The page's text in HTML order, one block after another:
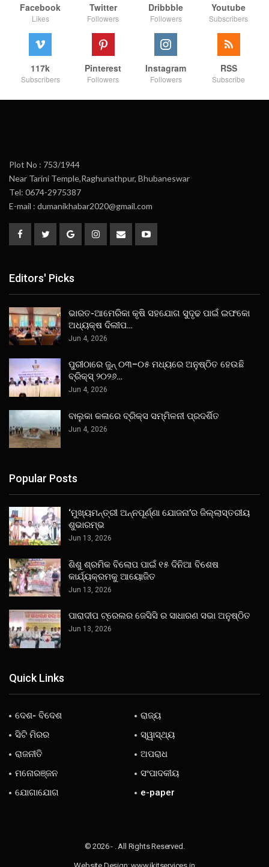
Facebook
Likes
Twitter
Followers
Dribbble
Followers
Youtube
Subscribers
117k
Subscribers
Pinterest
Followers
Instagram
Followers
RSS
Subscribe
Plot No : 753/1944
Near Tarini Temple,Raghunathpur, Bhubaneswar
Tel: 0674-2975387
E-mail : dumanikhabar2020@gmail.com
Editors' Picks
ଭାରତ-ଆମେରିକା କୃଷି ସହଯୋଗ ସୁଦୃଢ ପାଇଁ ଇଫକୋ
ଅଧ୍ୟକ୍ଷ ଦିଲୀପ…
Jun 4, 2026
ପୁରୀଠାରେ ଜୁନ୍ ୦୩–୦୫ ମଧ୍ୟରେ ଅନୁଷ୍ଠିତ ହେଉଛି
ବ୍ରିକ୍ସ୍ ୨୦୨୬…
Jun 4, 2026
ବାଲୁକା କଳାରେ ବ୍ରିକ୍ସ ସମ୍ମିଳନୀ ପ୍ରଦର୍ଶିତ
Jun 4, 2026
Popular Posts
‘ମୁଖ୍ୟମନ୍ତ୍ରୀ ଅନ୍ନପୂର୍ଣ୍ଣା ଯୋଜନା’ର ଜିଲ୍ଲାସ୍ତରୀୟ
ଶୁଭାରମ୍ଭ
Jun 13, 2026
ଶିଶୁ ଶ୍ରମିକ ବିଲୋପ ପାଇଁ ୧୫ ଦିନିଆ ବିଶେଷ
କାର୍ଯ୍ୟକ୍ରମକୁ ଆୟୋଜିତ
Jun 13, 2026
ପାରାଦୀପ ଟ୍ରେଲର ଜେସିସି ର ସାଧାରଣ ସଭା ଅନୁଷ୍ଠିତ
Jun 13, 2026
Quick Links
ଦେଶ- ବିଦେଶ
ରାଜ୍ୟ
ସିଟି ମିରର
ସ୍ୱାସ୍ଥ୍ୟ
ରାଜନୀତି
ଅପରାଧ
ମନୋରଞ୍ଜନ
ସଂପାଦକୀୟ
ଯୋଗାଯୋଗ
e-paper
© 2026 - . All Rights Reserved.